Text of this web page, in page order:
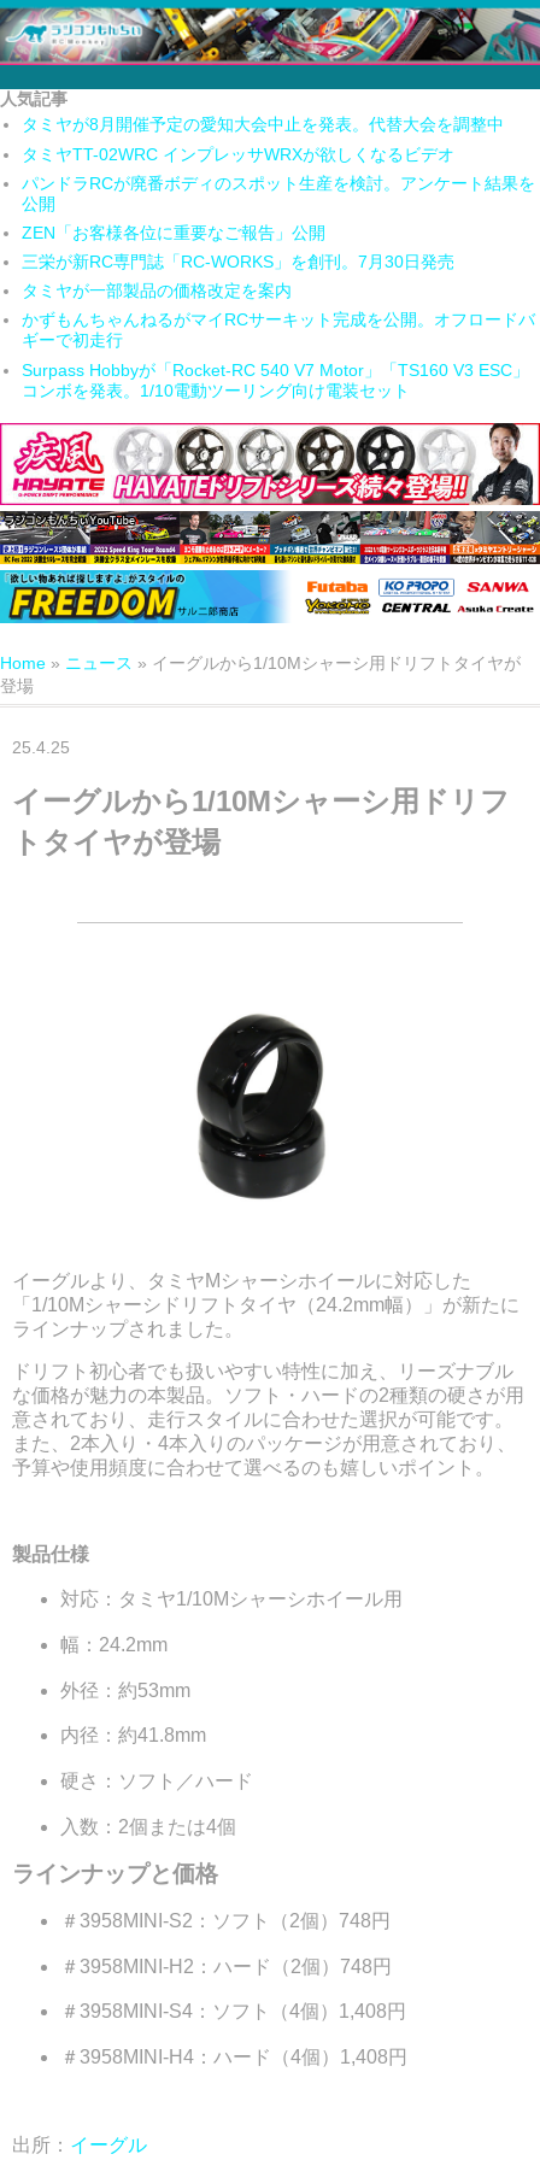
人気記事
タミヤが8月開催予定の愛知大会中止を発表。代替大会を調整中
タミヤTT-02WRC インプレッサWRXが欲しくなるビデオ
パンドラRCが廃番ボディのスポット生産を検討。アンケート結果を
公開
ZEN「お客様各位に重要なご報告」公開
三栄が新RC専門誌「RC-WORKS」を創刊。7月30日発売
タミヤが一部製品の価格改定を案内
かずもんちゃんねるがマイRCサーキット完成を公開。オフロードバ
ギーで初走行
Surpass Hobbyが「Rocket-RC 540 V7 Motor」「TS160 V3 ESC」
コンボを発表。1/10電動ツーリング向け電装セット
Home » ニュース » イーグルから1/10Mシャーシ用ドリフトタイヤが
登場
25.4.25
イーグルから1/10Mシャーシ用ドリフ
トタイヤが登場
イーグルより、タミヤMシャーシホイールに対応した
「1/10Mシャーシドリフトタイヤ（24.2mm幅）」が新たに
ラインナップされました。
ドリフト初心者でも扱いやすい特性に加え、リーズナブル
な価格が魅力の本製品。ソフト・ハードの2種類の硬さが用
意されており、走行スタイルに合わせた選択が可能です。
また、2本入り・4本入りのパッケージが用意されており、
予算や使用頻度に合わせて選べるのも嬉しいポイント。
製品仕様
対応：タミヤ1/10Mシャーシホイール用
幅：24.2mm
外径：約53mm
内径：約41.8mm
硬さ：ソフト／ハード
入数：2個または4個
ラインナップと価格
＃3958MINI-S2：ソフト（2個）748円
＃3958MINI-H2：ハード（2個）748円
＃3958MINI-S4：ソフト（4個）1,408円
＃3958MINI-H4：ハード（4個）1,408円
出所： イーグル